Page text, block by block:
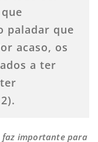
paladar que
acaso, os
a ter
faz importante para